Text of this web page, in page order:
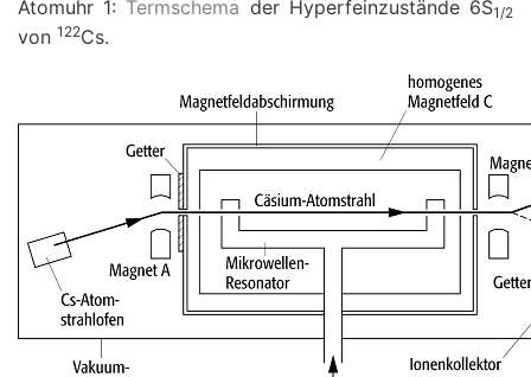
Atomuhr 1: Termschema der Hyperfeinzustände 6S1/2
von 122Cs.